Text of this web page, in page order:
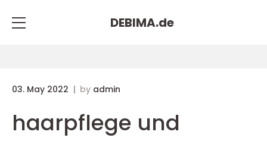
DEBIMA.de
03. May 2022 by admin
haarpflege und